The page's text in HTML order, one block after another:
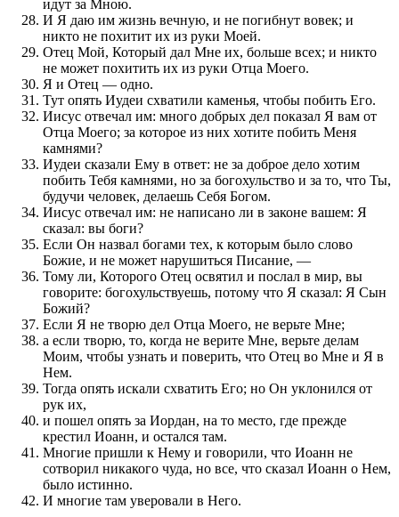
идут за Мною.
И Я даю им жизнь вечную, и не погибнут вовек; и
никто не похитит их из руки Моей.
Отец Мой, Который дал Мне их, больше всех; и никто
не может похитить их из руки Отца Моего.
Я и Отец — одно.
Тут опять Иудеи схватили каменья, чтобы побить Его.
Иисус отвечал им: много добрых дел показал Я вам от
Отца Моего; за которое из них хотите побить Меня
камнями?
Иудеи сказали Ему в ответ: не за доброе дело хотим
побить Тебя камнями, но за богохульство и за то, что Ты,
будучи человек, делаешь Себя Богом.
Иисус отвечал им: не написано ли в законе вашем: Я
сказал: вы боги?
Если Он назвал богами тех, к которым было слово
Божие, и не может нарушиться Писание, —
Тому ли, Которого Отец освятил и послал в мир, вы
говорите: богохульствуешь, потому что Я сказал: Я Сын
Божий?
Если Я не творю дел Отца Моего, не верьте Мне;
а если творю, то, когда не верите Мне, верьте делам
Моим, чтобы узнать и поверить, что Отец во Мне и Я в
Нем.
Тогда опять искали схватить Его; но Он уклонился от
рук их,
и пошел опять за Иордан, на то место, где прежде
крестил Иоанн, и остался там.
Многие пришли к Нему и говорили, что Иоанн не
сотворил никакого чуда, но все, что сказал Иоанн о Нем,
было истинно.
И многие там уверовали в Него.